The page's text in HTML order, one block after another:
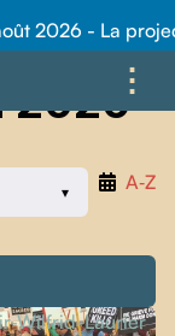
prévue ce
⋮
2026
A‑Z
Wilfrid-Laurier